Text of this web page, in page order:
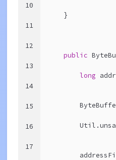
10
11
12
13
14
15
16
17
    }
public
long